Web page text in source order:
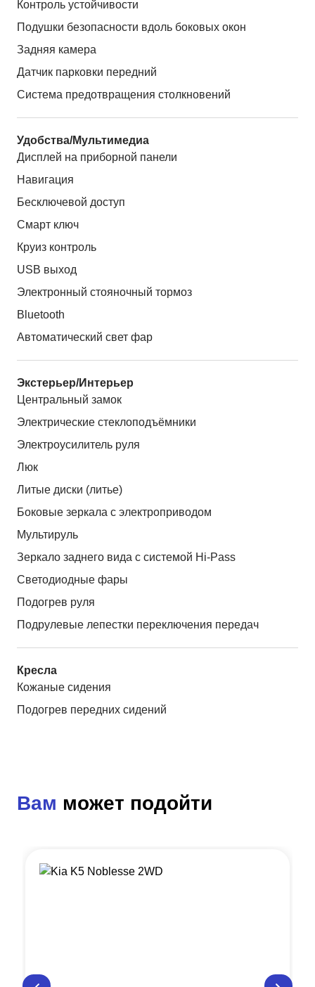
Контроль устойчивости
Подушки безопасности вдоль боковых окон
Задняя камера
Датчик парковки передний
Система предотвращения столкновений
Удобства/Мультимедиа
Дисплей на приборной панели
Навигация
Бесключевой доступ
Смарт ключ
Круиз контроль
USB выход
Электронный стояночный тормоз
Bluetooth
Автоматический свет фар
Экстерьер/Интерьер
Центральный замок
Электрические стеклоподъёмники
Электроусилитель руля
Люк
Литые диски (литье)
Боковые зеркала с электроприводом
Мультируль
Зеркало заднего вида с системой Hi-Pass
Светодиодные фары
Подогрев руля
Подрулевые лепестки переключения передач
Кресла
Кожаные сидения
Подогрев передних сидений
Вам может подойти